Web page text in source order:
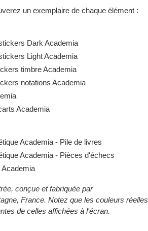
un exemplaire de chaque élément :
Dark Academia
Light Academia
timbreAcademia
notations Academia
Academia
Academia - Pile de livres
Academia - Pièces d'échecs
Academia
conçue et fabriquée par
France. Notez que les couleurs réelles
de celles affichées à l'écran.